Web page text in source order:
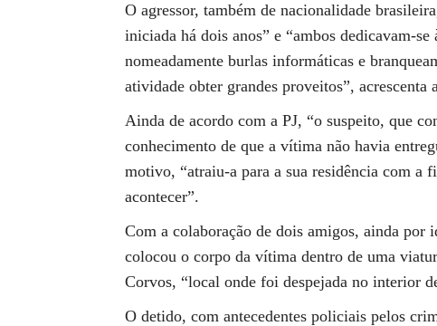
O agressor, também de nacionalidade
iniciada há dois anos” e “ambos dedicavam-
nomeadamente burlas informáticas e
atividade obter grandes proveitos”, acrescenta
Ainda de acordo com a PJ, “o suspeito, que
conhecimento de que a vítima não havia
motivo, “atraiu-a para a sua residência com a
acontecer”.
Com a colaboração de dois amigos, ainda por
colocou o corpo da vítima dentro de uma
Corvos, “local onde foi despejada no interior
O detido, com antecedentes policiais pelos